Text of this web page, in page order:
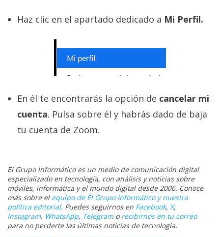
Haz clic en el apartado dedicado a Mi Perfil.
En él te encontrarás la opción de cancelar mi
cuenta. Pulsa sobre él y habrás dado de baja
tu cuenta de Zoom.
El Grupo Informático es un medio de comunicación digital
especializado en tecnología, con análisis y noticias sobre
móviles, informática y el mundo digital desde 2006. Conoce
más sobre el equipo de El Grupo Informático y nuestra
política editorial. Puedes seguirnos en Facebook, X,
Instagram, WhatsApp, Telegramo recibirnos en tu correo
para no perderte las últimas noticias de tecnología.